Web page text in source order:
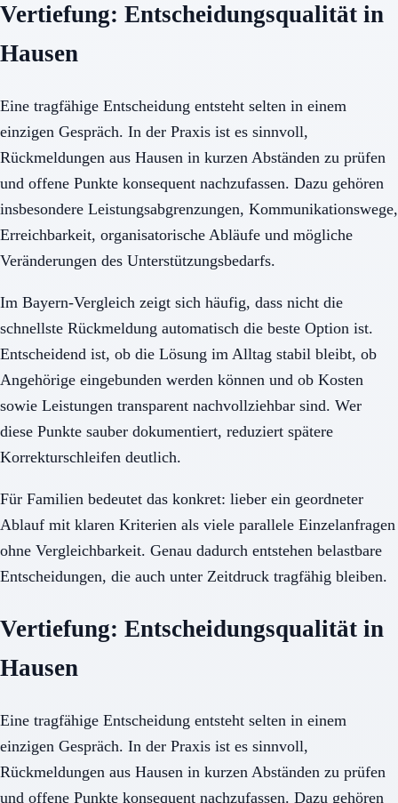
Vertiefung: Entscheidungsqualität in
Hausen
Eine tragfähige Entscheidung entsteht selten in einem
einzigen Gespräch. In der Praxis ist es sinnvoll,
Rückmeldungen aus Hausen in kurzen Abständen zu prüfen
und offene Punkte konsequent nachzufassen. Dazu gehören
insbesondere Leistungsabgrenzungen, Kommunikationswege,
Erreichbarkeit, organisatorische Abläufe und mögliche
Veränderungen des Unterstützungsbedarfs.
Im Bayern-Vergleich zeigt sich häufig, dass nicht die
schnellste Rückmeldung automatisch die beste Option ist.
Entscheidend ist, ob die Lösung im Alltag stabil bleibt, ob
Angehörige eingebunden werden können und ob Kosten
sowie Leistungen transparent nachvollziehbar sind. Wer
diese Punkte sauber dokumentiert, reduziert spätere
Korrekturschleifen deutlich.
Für Familien bedeutet das konkret: lieber ein geordneter
Ablauf mit klaren Kriterien als viele parallele Einzelanfragen
ohne Vergleichbarkeit. Genau dadurch entstehen belastbare
Entscheidungen, die auch unter Zeitdruck tragfähig bleiben.
Vertiefung: Entscheidungsqualität in
Hausen
Eine tragfähige Entscheidung entsteht selten in einem
einzigen Gespräch. In der Praxis ist es sinnvoll,
Rückmeldungen aus Hausen in kurzen Abständen zu prüfen
und offene Punkte konsequent nachzufassen. Dazu gehören